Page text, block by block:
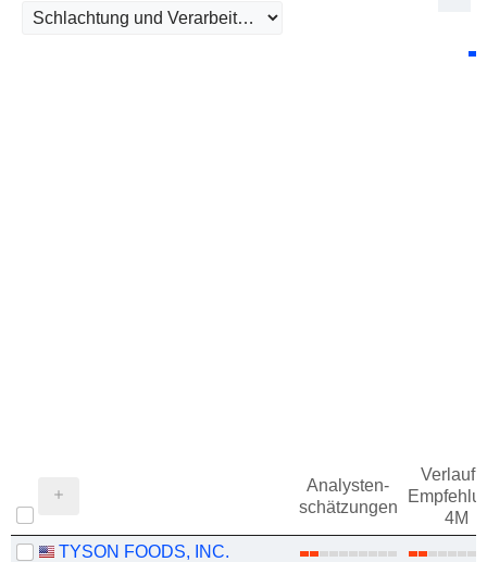
Analysten-
schätzungen
Verlauf
4M
TYSON FOODS, INC.